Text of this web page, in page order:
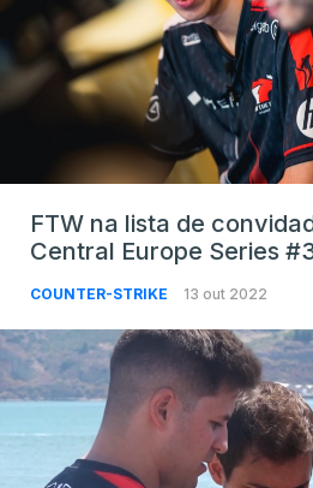
FTW na lista de
Central Europe Series
COUNTER-STRIKE 13 out 2022